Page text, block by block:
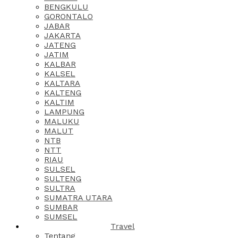
BENGKULU
GORONTALO
JABAR
JAKARTA
JATENG
JATIM
KALBAR
KALSEL
KALTARA
KALTENG
KALTIM
LAMPUNG
MALUKU
MALUT
NTB
NTT
RIAU
SULSEL
SULTENG
SULTRA
SUMATRA UTARA
SUMBAR
SUMSEL
Travel
Tentang